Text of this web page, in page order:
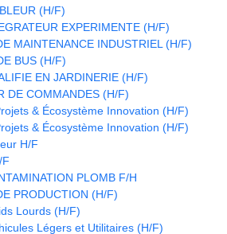
(H/F)
EXPERIMENTE (H/F)
MAINTENANCE INDUSTRIEL (H/F)
BUS (H/F)
EN JARDINERIE (H/F)
DE COMMANDES (H/F)
& Écosystème Innovation (H/F)
& Écosystème Innovation (H/F)
H/F
F
PLOMB F/H
PRODUCTION (H/F)
Lourds (H/F)
Légers et Utilitaires (H/F)